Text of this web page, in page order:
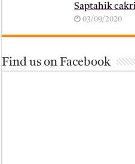
Saptahik
03/09/2020
Find us on Facebook